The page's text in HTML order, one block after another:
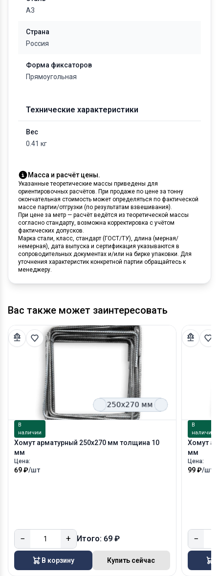
А3
Страна
Россия
Форма фиксаторов
Прямоугольная
Технические характеристики
Вес
0.41 кг
Масса и расчёт цены.
Указанные теоретические массы приведены для
ориентировочных расчётов. При продаже по цене за тонну
окончательная стоимость может определяться по фактической
массе партии/отгрузки (по результатам взвешивания).
При цене за метр — расчёт ведётся из теоретической массы
согласно стандарту, возможна корректировка с учётом
фактических допусков.
Марка стали, класс, стандарт (ГОСТ/ТУ), длина (мерная/
немерная), дата выпуска и сертификация указываются в
сопроводительных документах и/или на бирке упаковки. Для
уточнения характеристик конкретной партии обращайтесь к
менеджеру.
Вас также может заинтересовать
В
наличии
Хомут арматурный 250х270 мм толщина 10
мм
Цена:
69 ₽/шт
− + Итого: 69 ₽
В корзину Купить сейчас
В
наличии
Хомут
мм
Цена:
99 ₽/шт
−